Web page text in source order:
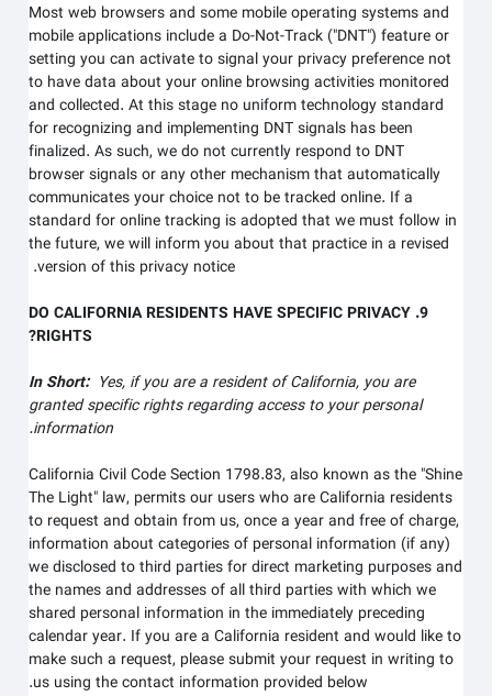
Most web browsers and some mobile operating systems and
mobile applications include a Do-Not-Track ("DNT") feature or
setting you can activate to signal your privacy preference not
to have data about your online browsing activities monitored
and collected. At this stage no uniform technology standard
for recognizing and implementing DNT signals has been
finalized. As such, we do not currently respond to DNT
browser signals or any other mechanism that automatically
communicates your choice not to be tracked online. If a
standard for online tracking is adopted that we must follow in
the future, we will inform you about that practice in a revised
version of this privacy notice.
9. DO CALIFORNIA RESIDENTS HAVE SPECIFIC PRIVACY
RIGHTS?
In Short:Yes, if you are a resident of California, you are
granted specific rights regarding access to your personal
information.
California Civil Code Section 1798.83, also known as the "Shine
The Light" law, permits our users who are California residents
to request and obtain from us, once a year and free of charge,
information about categories of personal information (if any)
we disclosed to third parties for direct marketing purposes and
the names and addresses of all third parties with which we
shared personal information in the immediately preceding
calendar year. If you are a California resident and would like to
make such a request, please submit your request in writing to
us using the contact information provided below.